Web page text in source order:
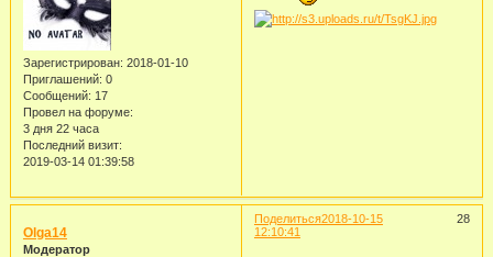
Зарегистрирован: 2018-01-10
Приглашений: 0
Сообщений: 17
Провел на форуме:
3 дня 22 часа
Последний визит:
2019-03-14 01:39:58
Поделиться 28
2018-10-15
12:10:41
Olga14
Модератор